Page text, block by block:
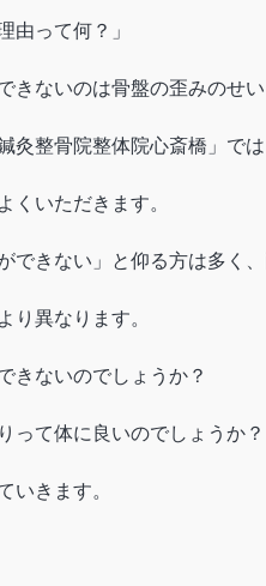
由って何？」
きないのは骨盤の歪みのせい
灸整骨院整体院心斎橋」で
くいただきます。
できない」と仰る方は多く
り異なります。
きないのでしょうか？
って体に良いのでしょうか？
いきます。